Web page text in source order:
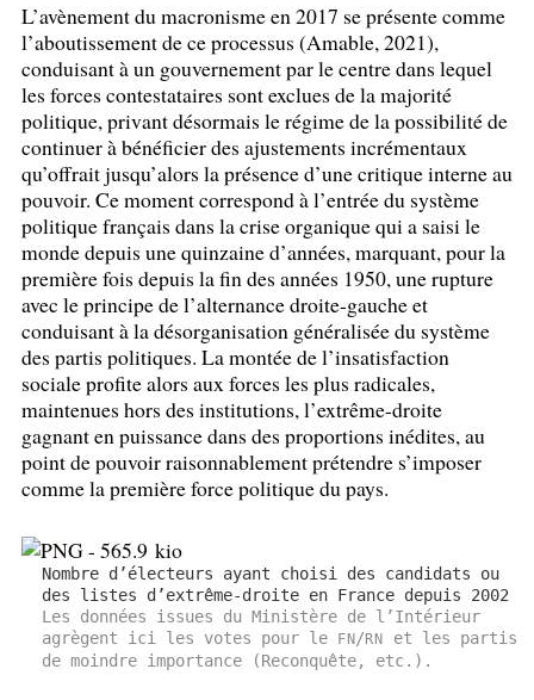
L’avènement du macronisme en 2017 se présente comme
l’aboutissement de ce processus (Amable, 2021),
conduisant à un gouvernement par le centre dans lequel
les forces contestataires sont exclues de la majorité
politique, privant désormais le régime de la possibilité de
continuer à bénéficier des ajustements incrémentaux
qu’offrait jusqu’alors la présence d’une critique interne au
pouvoir. Ce moment correspond à l’entrée du système
politique français dans la crise organique qui a saisi le
monde depuis une quinzaine d’années, marquant, pour la
première fois depuis la fin des années 1950, une rupture
avec le principe de l’alternance droite-gauche et
conduisant à la désorganisation généralisée du système
des partis politiques. La montée de l’insatisfaction
sociale profite alors aux forces les plus radicales,
maintenues hors des institutions, l’extrême-droite
gagnant en puissance dans des proportions inédites, au
point de pouvoir raisonnablement prétendre s’imposer
comme la première force politique du pays.
Nombre d’électeurs ayant choisi des candidats ou
des listes d’extrême-droite en France depuis 2002
Les données issues du Ministère de l’Intérieur
agrègent ici les votes pour le
FN/RN
et les partis
de moindre importance (Reconquête, etc.).